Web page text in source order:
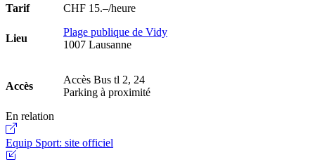
Tarif
CHF 15.–/heure
Lieu
Plage publique de Vidy
1007 Lausanne
Accès
Accès Bus tl 2, 24
Parking à proximité
En relation
Equip Sport: site officiel